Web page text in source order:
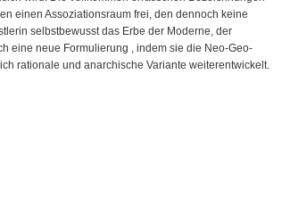
einen Assoziationsraum frei, den dennoch keine
selbstbewusst das Erbe der Moderne, der
eine neue Formulierung , indem sie die Neo-Geo-
rationale und anarchische Variante weiterentwickelt.